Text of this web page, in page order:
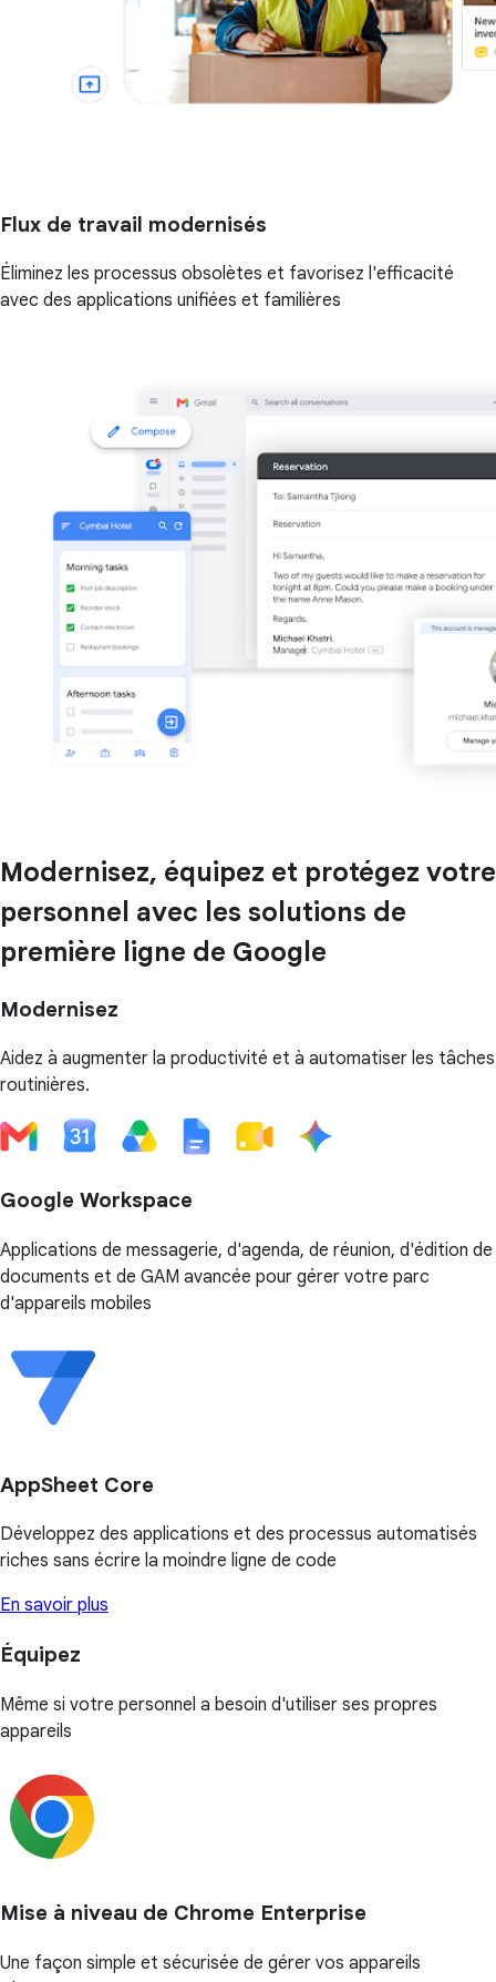
Flux de travail modernisés
Éliminez les processus obsolètes et favorisez l'efficacité
avec des applications unifiées et familières
Modernisez, équipez et protégez votre
personnel avec les solutions de
première ligne de Google
Modernisez
Aidez à augmenter la productivité et à automatiser les tâches
routinières.
Google Workspace
Applications de messagerie, d'agenda, de réunion, d'édition de
documents et de GAM avancée pour gérer votre parc
d'appareils mobiles
AppSheet Core
Développez des applications et des processus automatisés
riches sans écrire la moindre ligne de code
En savoir plus
Équipez
Même si votre personnel a besoin d'utiliser ses propres
appareils
Mise à niveau de Chrome Enterprise
Une façon simple et sécurisée de gérer vos appareils